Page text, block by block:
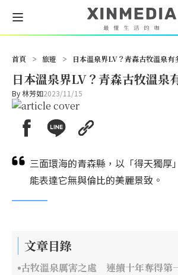
首頁 > 旅遊 > 日本溫泉界LV？青森古牧溫泉有
日本溫泉界LV？青森古牧溫泉
By林芳如2023/11/15
三面環海的青森縣，以「得天獨厚
能表達它無與倫比的美麗景致。
文章目錄
古牧溫泉厲害之處 連續十年奪得第